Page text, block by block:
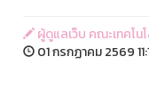
ผู้ดูแลเว็บ คณะเทคโ
01 กรกฏาคม 2569